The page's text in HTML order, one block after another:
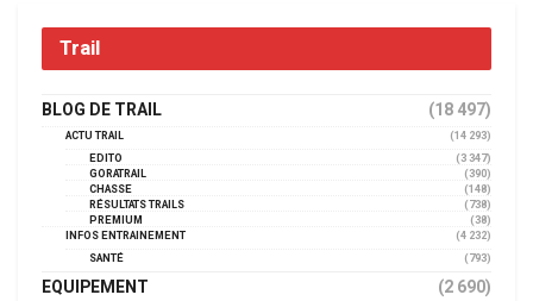
Trail
BLOG DE TRAIL (18 497)
ACTU TRAIL
(14 293)
EDITO
(3 347)
GORATRAIL
(390)
CHASSE
(148)
RÉSULTATS TRAILS
(738)
PREMIUM
(38)
INFOS ENTRAINEMENT
(4 232)
SANTÉ
(793)
EQUIPEMENT (2 690)